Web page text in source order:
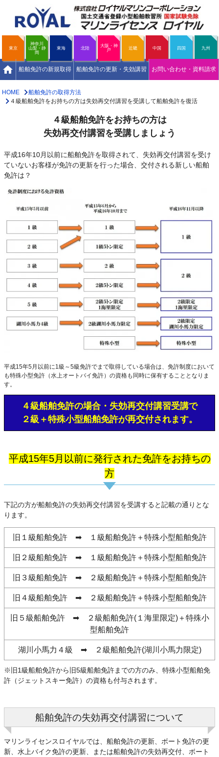
東京
神奈川
山梨・静
岡
東海 北陸
大阪・神
戸
近畿 中国 四国 九州
home 船舶免許の新規取得 船舶免許の更新・失効講習 お問い合わせ・資料請求
HOME
船舶免許の取得方法
４級船舶免許をお持ちの方は失効再交付講習を受講して船舶免許を復活
４級船舶免許をお持ちの方は
失効再交付講習を受講しましょう
平成16年10月以前に船舶免許を取得されて、失効再交付講習を受け
ていないお客様が免許の更新を行った場合、交付される新しい船舶
免許は？
平成15年5月以前に1級～5級免許でまで取得している場合は、免許制度において
も特殊小型免許（水上オートバイ免許）の資格も同時に保有することとなりま
す。
４級船舶免許の場合・失効再交付講習受講で
２級＋特殊小型船舶免許が再交付されます。
平成15年5月以前に発行された免許をお持ちの
方
下記の方が船舶免許の失効再交付講習を受講すると記載の通りとな
ります。
旧１級船舶免許 ➡ １級船舶免許＋特殊小型船舶免許
旧２級船舶免許 ➡ １級船舶免許＋特殊小型船舶免許
旧３級船舶免許 ➡ ２級船舶免許＋特殊小型船舶免許
旧４級船舶免許 ➡ ２級船舶免許＋特殊小型船舶免許
旧５級船舶免許 ➡ ２級船舶免許(１海里限定)＋特殊小
型船舶免許
湖川小馬力４級 ➡ ２級船舶免許(湖川小馬力限定)
※旧1級船舶免許から旧5級船舶免許までの方のみ、特殊小型船舶免
許（ジェットスキー免許）の資格も付与されます。
船舶免許の失効再交付講習について
マリンライセンスロイヤルでは、船舶免許の更新、ボート免許の更
新、水上バイク免許の更新、または船舶免許の失効再交付、ボート